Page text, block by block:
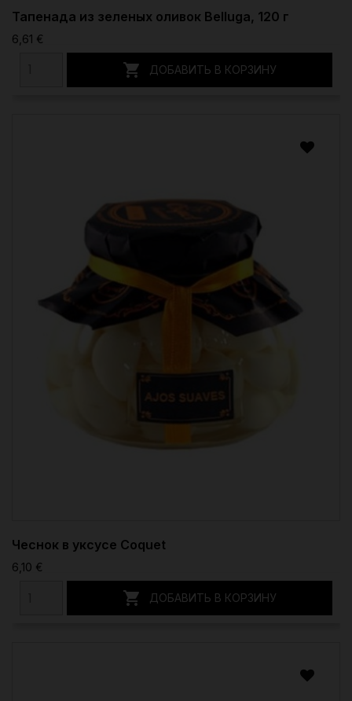
Тапенада из зеленых оливок Belluga, 120 г
6,61 €
 ДОБАВИТЬ В КОРЗИНУ
Чеснок в уксусе Coquet
6,10 €
 ДОБАВИТЬ В КОРЗИНУ